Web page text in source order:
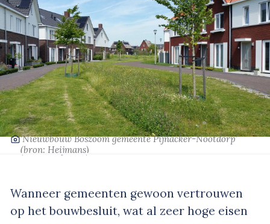
‘Nieuwbouw Boszoom gemeente Pijnacker-Nootdorp’
(bron: Heijmans)
Wanneer gemeenten gewoon vertrouwen
op het bouwbesluit, wat al zeer hoge eisen